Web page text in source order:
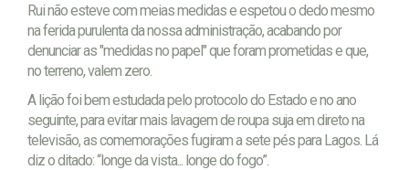
Rui não esteve com meias medidas e espetou o dedo mesmo
na ferida purulenta da nossa administração, acabando por
denunciar as "medidas no papel" que foram prometidas e que,
no terreno, valem zero.
A lição foi bem estudada pelo protocolo do Estado e no ano
seguinte, para evitar mais lavagem de roupa suja em direto na
televisão, as comemorações fugiram a sete pés para Lagos. Lá
diz o ditado: “longe da vista... longe do fogo”.